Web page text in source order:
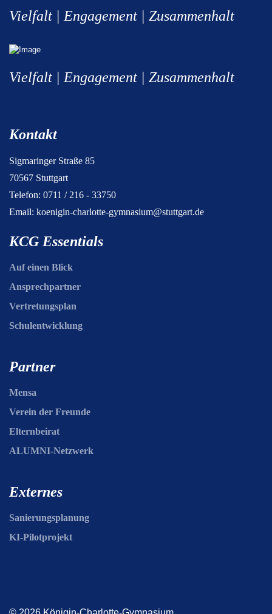
Vielfalt | Engagement | Zusammenhalt
Vielfalt | Engagement | Zusammenhalt
Kontakt
Sigmaringer Straße 85
70567 Stuttgart
Telefon: 0711 / 216 - 33750
Email: koenigin-charlotte-gymnasium@stuttgart.de
KCG Essentials
Auf einen Blick
Ansprechpartner
Vertretungsplan
Schulentwicklung
Partner
Mensa
Verein der Freunde
Elternbeirat
ALUMNI-Netzwerk
Externes
Sanierungsplanung
KI-Pilotprojekt